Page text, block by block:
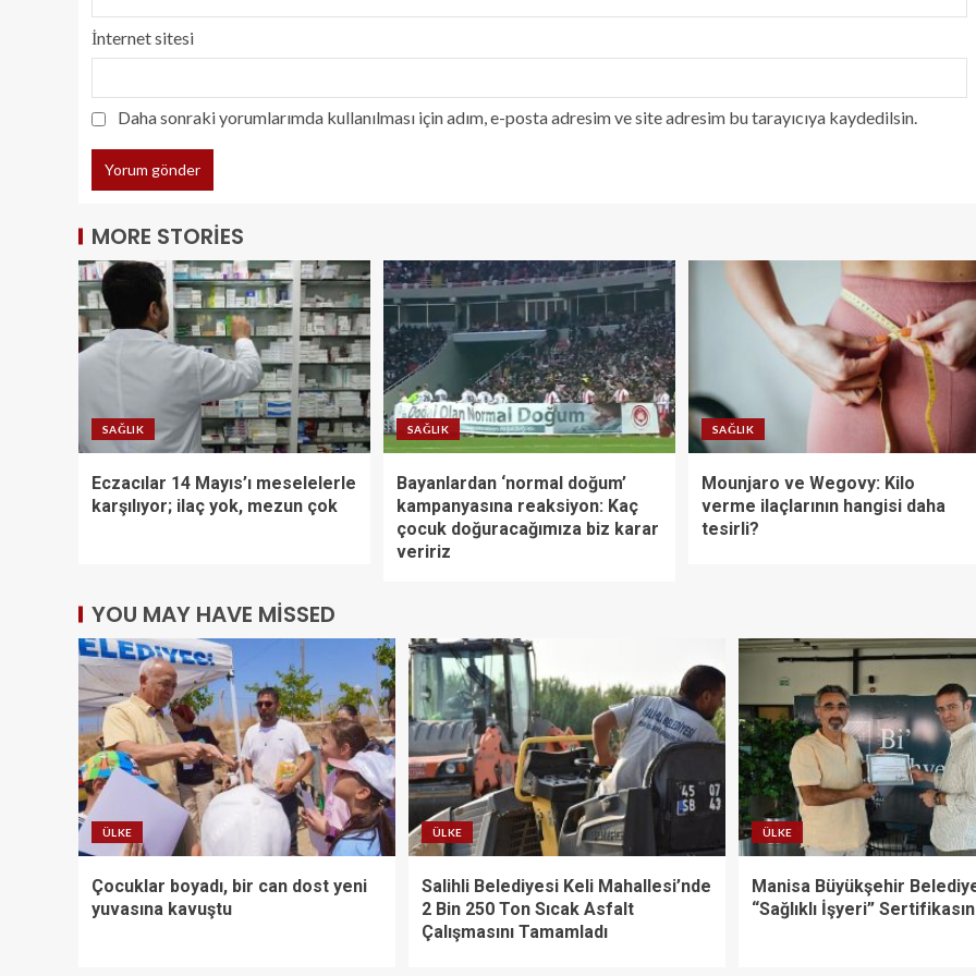
İnternet sitesi
Daha sonraki yorumlarımda kullanılması için adım, e-posta adresim ve site adresim bu tarayıcıya kaydedilsin.
MORE STORIES
SAĞLIK
Eczacılar 14 Mayıs’ı meselelerle
karşılıyor; ilaç yok, mezun çok
SAĞLIK
Bayanlardan ‘normal doğum’
kampanyasına reaksiyon: Kaç
çocuk doğuracağımıza biz karar
veririz
SAĞLIK
Mounjaro ve Wegovy: Kilo
verme ilaçlarının hangisi daha
tesirli?
YOU MAY HAVE MISSED
ÜLKE
Çocuklar boyadı, bir can dost yeni
yuvasına kavuştu
ÜLKE
Salihli Belediyesi Keli Mahallesi’nde
2 Bin 250 Ton Sıcak Asfalt
Çalışmasını Tamamladı
ÜLKE
Manisa Büyükşehir
“Sağlıklı İşyeri”